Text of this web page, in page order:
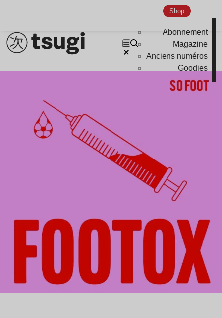
Shop
Abonnement
Magazine
Anciens numéros
Goodies